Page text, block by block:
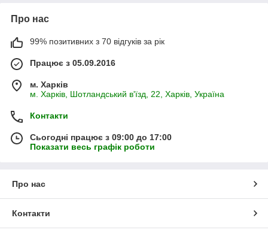
Про нас
99% позитивних з 70 відгуків за рік
Працює з 05.09.2016
м. Харків
м. Харків, Шотландський в'їзд, 22, Харків, Україна
Контакти
Сьогодні працює з 09:00 до 17:00
Показати весь графік роботи
Про нас
Контакти